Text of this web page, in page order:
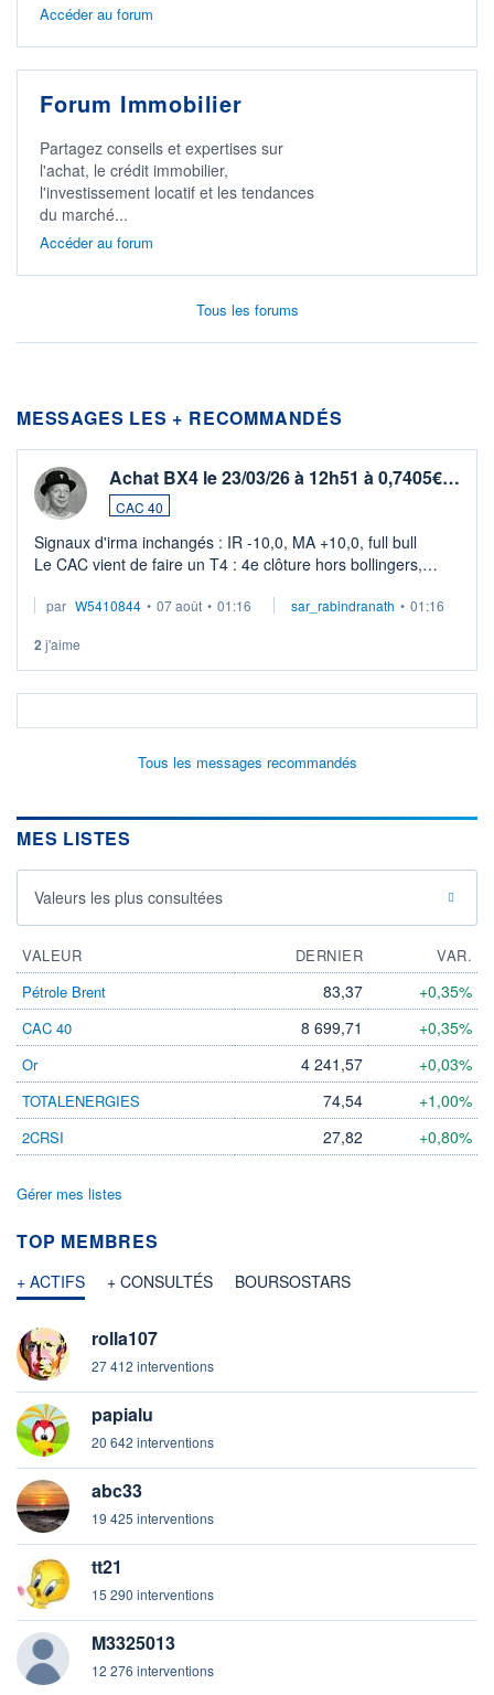
Accéder au forum
Forum Immobilier
Partagez conseils et expertises sur
l'achat, le crédit immobilier,
l'investissement locatif et les tendances
du marché...
Accéder au forum
Tous les forums
MESSAGES LES + RECOMMANDÉS
Achat BX4 le 23/03/26 à 12h51 à 0,7405€…
CAC 40
Signaux d'irma inchangés : IR -10,0, MA +10,0, full bull
Le CAC vient de faire un T4 : 4e clôture hors bollingers,
par W5410844 • 07 août • 01:16 sar_rabindranath • 01:16
2 j'aime
Tous les messages recommandés
MES LISTES
Valeurs les plus consultées
VALEUR DERNIER
VAR.
Pétrole Brent
83,37 +0,35%
CAC 40 8 699,71 +0,35%
Or 4 241,57 +0,03%
TOTALENERGIES 74,54 +1,00%
2CRSI 27,82 +0,80%
Gérer mes listes
TOP MEMBRES
+ ACTIFS + CONSULTÉS BOURSOSTARS
rolla107
27 412 interventions
papialu
20 642 interventions
abc33
19 425 interventions
tt21
15 290 interventions
M3325013
12 276 interventions